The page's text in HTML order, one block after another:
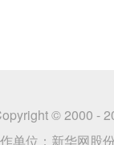
© 2000 -
单位：新华网